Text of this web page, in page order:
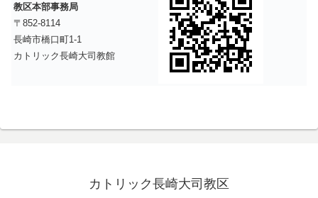
教区本部事務局
〒852-8114
長崎市橋口町1-1
カトリック長崎大司教館
カトリック長崎大司教区